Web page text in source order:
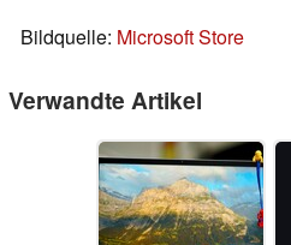
Bildquelle: Microsoft Store
Verwandte Artikel